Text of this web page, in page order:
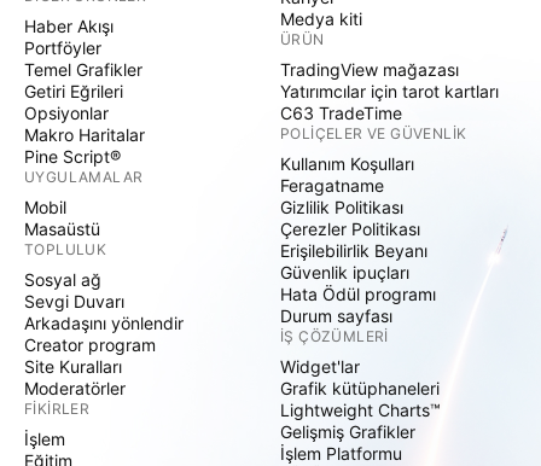
Haber Akışı
Portföyler
Temel Grafikler
Getiri Eğrileri
Opsiyonlar
Makro Haritalar
Pine Script®
UYGULAMALAR
Mobil
Masaüstü
TOPLULUK
Sosyal ağ
Sevgi Duvarı
Arkadaşını yönlendir
Creator program
Site Kuralları
Moderatörler
FIKIRLER
İşlem
Eğitim
Medya kiti
ÜRÜN
TradingView mağazası
Yatırımcılar için tarot kartları
C63 TradeTime
POLIÇELER VE GÜVENLIK
Kullanım Koşulları
Feragatname
Gizlilik Politikası
Çerezler Politikası
Erişilebilirlik Beyanı
Güvenlik ipuçları
Hata Ödül programı
Durum sayfası
İŞ ÇÖZÜMLERI
Widget'lar
Grafik kütüphaneleri
Lightweight Charts™
Gelişmiş Grafikler
İşlem Platformu